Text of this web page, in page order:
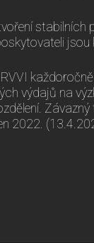
stabilních
jsou
výdajů na
Závazný
2022.